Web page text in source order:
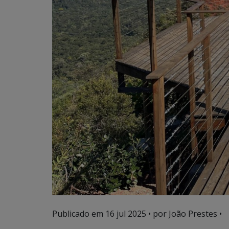
Publicado em 16 jul 2025 • por João Prestes •